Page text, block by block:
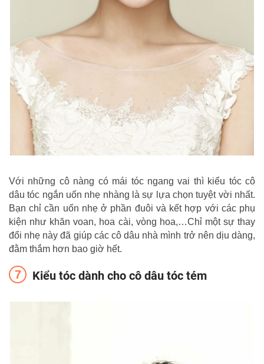
Với những cô nàng có mái tóc ngang vai thì kiểu tóc cô
dâu tóc ngắn uốn nhẹ nhàng là sự lựa chọn tuyệt vời nhất.
Bạn chỉ cần uốn nhẹ ở phần đuôi và kết hợp với các phụ
kiện như khăn voan, hoa cài, vòng hoa,…Chỉ một sự thay
đổi nhẹ này đã giúp các cô dâu nhà mình trở nên dịu dàng,
đằm thắm hơn bao giờ hết.
Kiểu tóc dành cho cô dâu tóc tém